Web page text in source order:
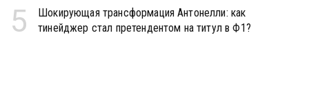
5
Шокирующая трансформация Антонелли: как
тинейджер стал претендентом на титул в Ф1?